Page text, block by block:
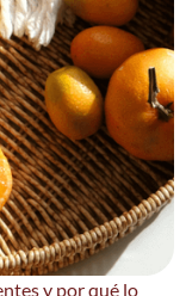
y por qué lo